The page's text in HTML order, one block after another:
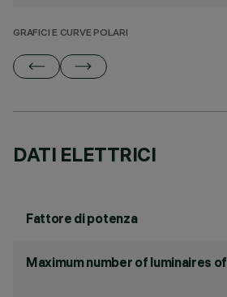
GRAFICI E CURVE POLARI
DATI ELETTRICI
Fattore di potenza
Maximum number of luminaires